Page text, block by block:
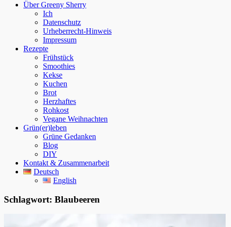
Über Greeny Sherry
Ich
Datenschutz
Urheberrecht-Hinweis
Impressum
Rezepte
Frühstück
Smoothies
Kekse
Kuchen
Brot
Herzhaftes
Rohkost
Vegane Weihnachten
Grün(er)leben
Grüne Gedanken
Blog
DIY
Kontakt & Zusammenarbeit
Deutsch
English
Schlagwort: Blaubeeren